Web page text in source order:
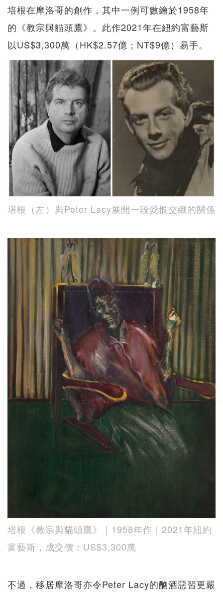
培根在摩洛哥的創作，其中一例可數繪於1958年
的《教宗與貓頭鷹》。此作2021年在紐約富藝斯
以US$3,300萬（HK$2.57億；NT$9億）易手。
培根（左）與Peter Lacy展開一段愛恨交織的關係
培根《教宗與貓頭鷹》｜1958年作｜2021年紐約
富藝斯，成交價：US$3,300萬
不過，移居摩洛哥亦令Peter Lacy的酗酒惡習更嚴